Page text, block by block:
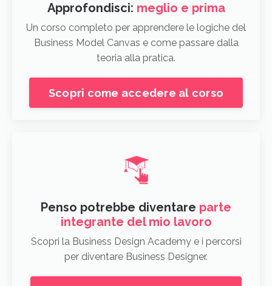
Approfondisci: meglio e prima
Un corso completo per apprendere le logiche del
Business Model Canvas e come passare dalla
teoria alla pratica.
Scopri come accedere al corso
Penso potrebbe diventare parte
integrante del mio lavoro
Scopri la Business Design Academy e i percorsi
per diventare Business Designer.